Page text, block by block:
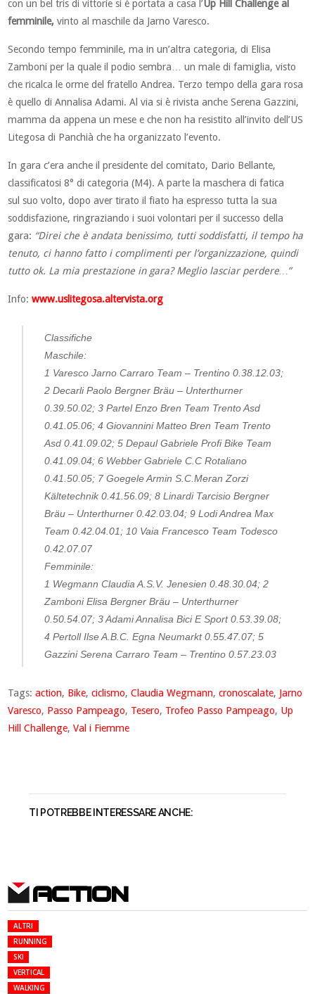
con un bel tris di vittorie si è portata a casa l’Up Hill Challenge al
femminile, vinto al maschile da Jarno Varesco.
Secondo tempo femminile, ma in un’altra categoria, di Elisa
Zamboni per la quale il podio sembra… un male di famiglia, visto
che ricalca le orme del fratello Andrea. Terzo tempo della gara rosa
è quello di Annalisa Adami. Al via si è rivista anche Serena Gazzini,
mamma da appena un mese e che non ha resistito all’invito dell’US
Litegosa di Panchià che ha organizzato l’evento.
In gara c’era anche il presidente del comitato, Dario Bellante,
classificatosi 8° di categoria (M4). A parte la maschera di fatica
sul suo volto, dopo aver tirato il fiato ha espresso tutta la sua
soddisfazione, ringraziando i suoi volontari per il successo della
gara: “Direi che è andata benissimo, tutti soddisfatti, il tempo ha
tenuto, ci hanno fatto i complimenti per l’organizzazione, quindi
tutto ok. La mia prestazione in gara? Meglio lasciar perdere…”
Info:www.uslitegosa.altervista.org
Classifiche
Maschile:
1 Varesco Jarno Carraro Team – Trentino 0.38.12.03;
2 Decarli Paolo Bergner Bräu – Unterthurner
0.39.50.02; 3 Partel Enzo Bren Team Trento Asd
0.41.05.06; 4 Giovannini Matteo Bren Team Trento
Asd 0.41.09.02; 5 Depaul Gabriele Profi Bike Team
0.41.09.04; 6 Webber Gabriele C.C Rotaliano
0.41.50.05; 7 Goegele Armin S.C.Meran Zorzi
Kältetechnik 0.41.56.09; 8 Linardi Tarcisio Bergner
Bräu – Unterthurner 0.42.03.04; 9 Lodi Andrea Max
Team 0.42.04.01; 10 Vaia Francesco Team Todesco
0.42.07.07
Femminile:
1 Wegmann Claudia A.S.V. Jenesien 0.48.30.04; 2
Zamboni Elisa Bergner Bräu – Unterthurner
0.50.54.07; 3 Adami Annalisa Bici E Sport 0.53.39.08;
4 Pertoll Ilse A.B.C. Egna Neumarkt 0.55.47.07; 5
Gazzini Serena Carraro Team – Trentino 0.57.23.03
Tags:action, Bike,ciclismo,Claudia Wegmann,cronoscalate, Jarno
Varesco, Passo Pampeago, Tesero, Trofeo Passo Pampeago, Up
Hill Challenge,Val i Fiemme
TI POTREBBE INTERESSARE ANCHE:
ACTION
ALTRI
RUNNING
SKI
VERTICAL
WALKING